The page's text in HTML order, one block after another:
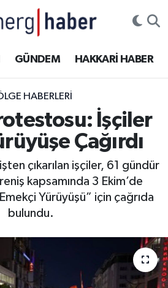
GÜNDEM HAKKARİ HABER
HABERLERI
İşçiler
Çağırdı
çıkarılan işçiler, 61 gündür
kapsamında 3 Ekim’de
Yürüyüşü” için çağrıda
bulundu.
Haritası
ve Fikstür